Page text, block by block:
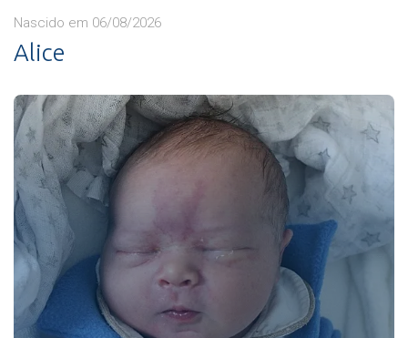
Nascido em 06/08/2026
Alice